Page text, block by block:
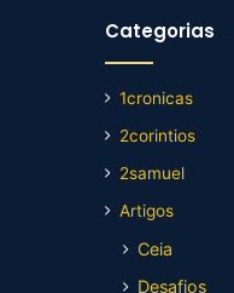
Categorias
1cronicas
2corintios
2samuel
Artigos
Ceia
Desafios